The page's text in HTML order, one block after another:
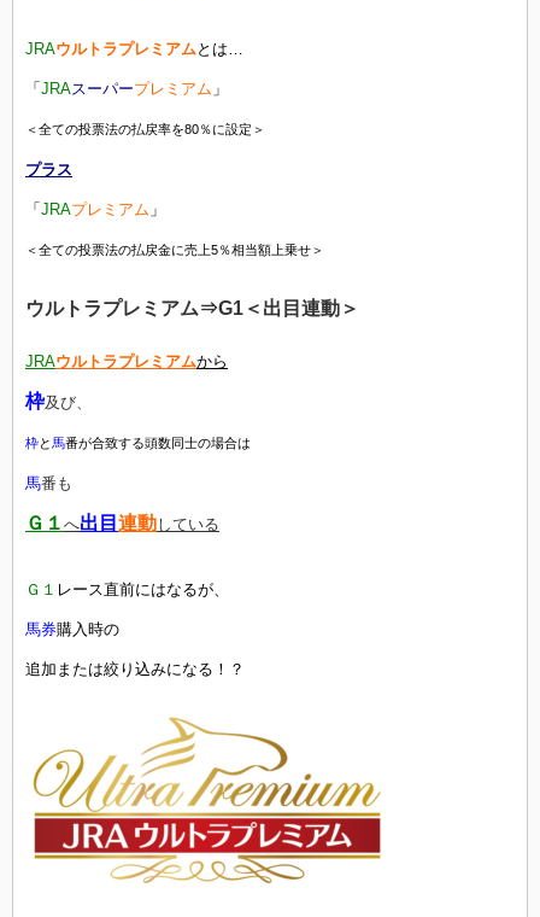
JRAウルトラプレミアム とは…
「 JRAスーパープレミアム 」
＜全ての投票法の払戻率を80％に設定＞
プラス
「 JRAプレミアム 」
＜全ての投票法の払戻金に売上5％相当額上乗せ＞
ウルトラプレミアム⇒G1＜出目連動＞
JRAウルトラプレミアムから
枠及び、
枠と 馬番が合致する頭数同士の場合は
馬番も
Ｇ１ へ出目 連動している
Ｇ１ レース直前にはなるが、
馬券購入時の
追加または絞り込みになる！？